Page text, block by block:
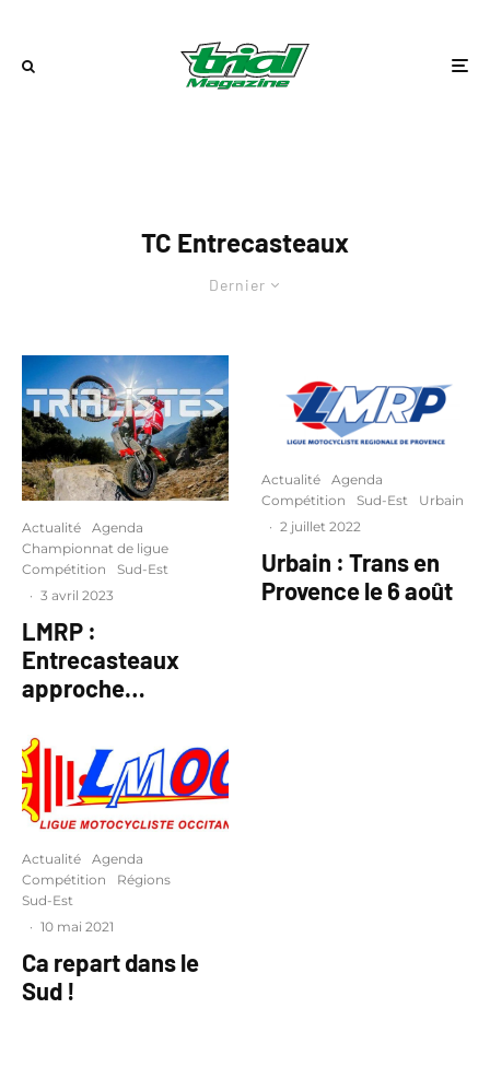
TC Entrecasteaux
Dernier
Actualité
Agenda
Championnat de ligue
Compétition
Sud-Est
· 3 avril 2023
LMRP :
Entrecasteaux
approche…
Actualité
Agenda
Compétition
Régions
Sud-Est
· 10 mai 2021
Ca repart dans le
Sud !
Actualité
Agenda
Compétition
Sud-Est
Urbain
· 2 juillet 2022
Urbain : Trans en
Provence le 6 août